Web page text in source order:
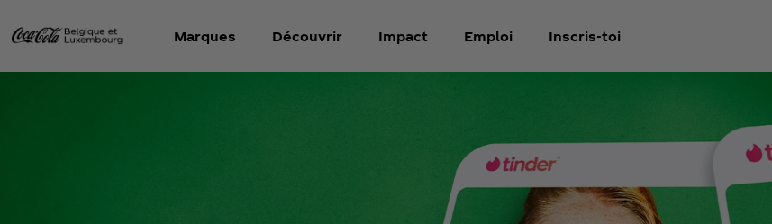
Marques Découvrir Impact Emploi Inscris-toi